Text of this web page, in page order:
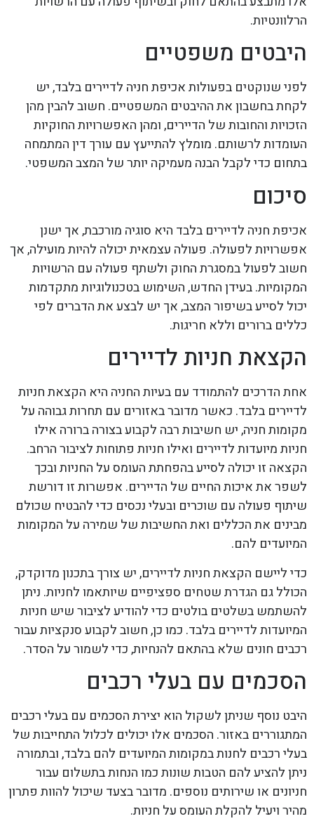
הרלוונטיות.
היבטים משפטיים
לפני שנוקטים בפעולות אכיפת חניה לדיירים בלבד, יש
לקחת בחשבון את ההיבטים המשפטיים. חשוב להבין מהן
הזכויות והחובות של הדיירים, ומהן האפשרויות החוקיות
העומדות לרשותם. מומלץ להתייעץ עם עורך דין המתמחה
בתחום כדי לקבל הבנה מעמיקה יותר של המצב המשפטי.
סיכום
אכיפת חניה לדיירים בלבד היא סוגיה מורכבת, אך ישנן
אפשרויות לפעולה. פעולה עצמאית יכולה להיות מועילה, אך
חשוב לפעול במסגרת החוק ולשתף פעולה עם הרשויות
המקומיות. בעידן החדש, השימוש בטכנולוגיות מתקדמות
יכול לסייע בשיפור המצב, אך יש לבצע את הדברים לפי
כללים ברורים וללא חריגות.
הקצאת חניות לדיירים
אחת הדרכים להתמודד עם בעיות החניה היא הקצאת חניות
לדיירים בלבד. כאשר מדובר באזורים עם תחרות גבוהה על
מקומות חניה, יש חשיבות רבה לקבוע בצורה ברורה אילו
חניות מיועדות לדיירים ואילו חניות פתוחות לציבור הרחב.
הקצאה זו יכולה לסייע בהפחתת העומס על החניות ובכך
לשפר את איכות החיים של הדיירים. אפשרות זו דורשת
שיתוף פעולה עם שוכרים ובעלי נכסים כדי להבטיח שכולם
מבינים את הכללים ואת החשיבות של שמירה על המקומות
המיועדים להם.
כדי ליישם הקצאת חניות לדיירים, יש צורך בתכנון מדוקדק,
הכולל גם הגדרת שטחים ספציפיים שיותאמו לחניות. ניתן
להשתמש בשלטים בולטים כדי להודיע לציבור שיש חניות
המיועדות לדיירים בלבד. כמו כן, חשוב לקבוע סנקציות עבור
רכבים חונים שלא בהתאם להנחיות, כדי לשמור על הסדר.
הסכמים עם בעלי רכבים
היבט נוסף שניתן לשקול הוא יצירת הסכמים עם בעלי רכבים
המתגוררים באזור. הסכמים אלו יכולים לכלול התחייבות של
בעלי רכבים לחנות במקומות המיועדים להם בלבד, ובתמורה
ניתן להציע להם הטבות שונות כמו הנחות בתשלום עבור
חניונים או שירותים נוספים. מדובר בצעד שיכול להוות פתרון
מהיר ויעיל להקלת העומס על חניות.